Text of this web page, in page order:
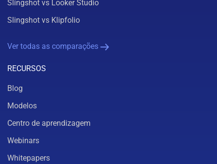
Slingshot vs Looker Studio
Slingshot vs Klipfolio
Ver todas as comparações
RECURSOS
Blog
Modelos
Centro de aprendizagem
Webinars
Whitepapers